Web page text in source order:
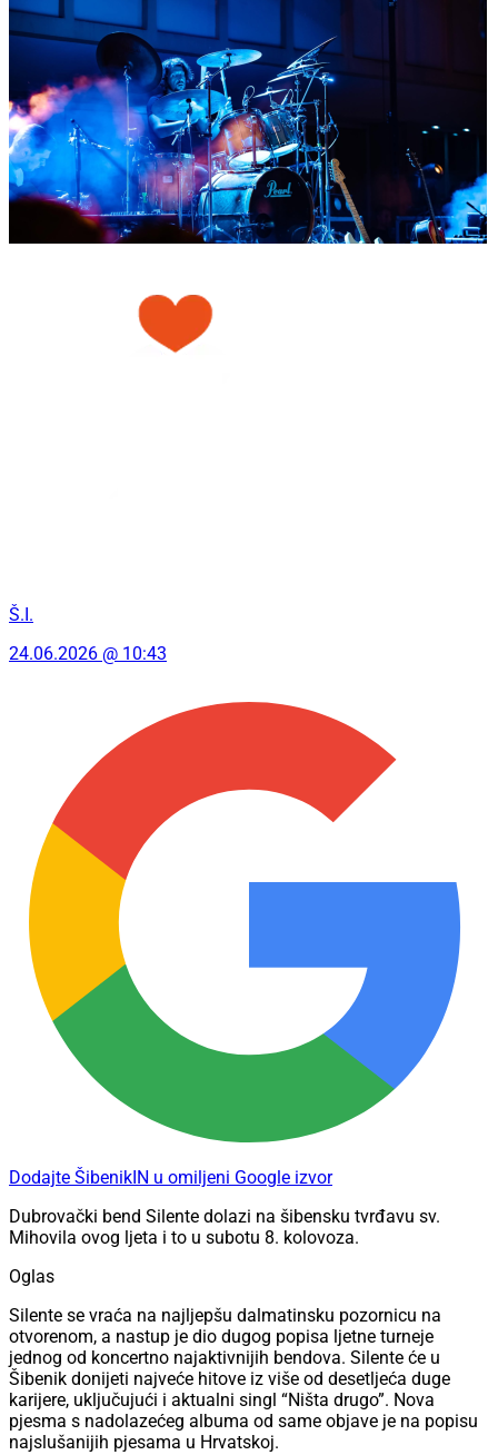
Š.I.
24.06.2026 @ 10:43
Dodajte ŠibenikIN u omiljeni Google izvor
Dubrovački bend Silente dolazi na šibensku tvrđavu sv.
Mihovila ovog ljeta i to u subotu 8. kolovoza.
Oglas
Silente se vraća na najljepšu dalmatinsku pozornicu na
otvorenom, a nastup je dio dugog popisa ljetne turneje
jednog od koncertno najaktivnijih bendova. Silente će u
Šibenik donijeti najveće hitove iz više od desetljeća duge
karijere, uključujući i aktualni singl “Ništa drugo”. Nova
pjesma s nadolazećeg albuma od same objave je na popisu
najslušanijih pjesama u Hrvatskoj.